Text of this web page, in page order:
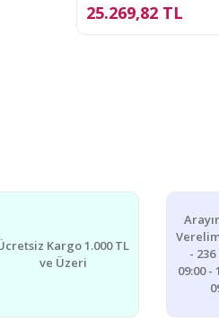
25.269,82 TL
Kargo 1.000 TL
ve Üzeri
Verelim
-
09:00 -